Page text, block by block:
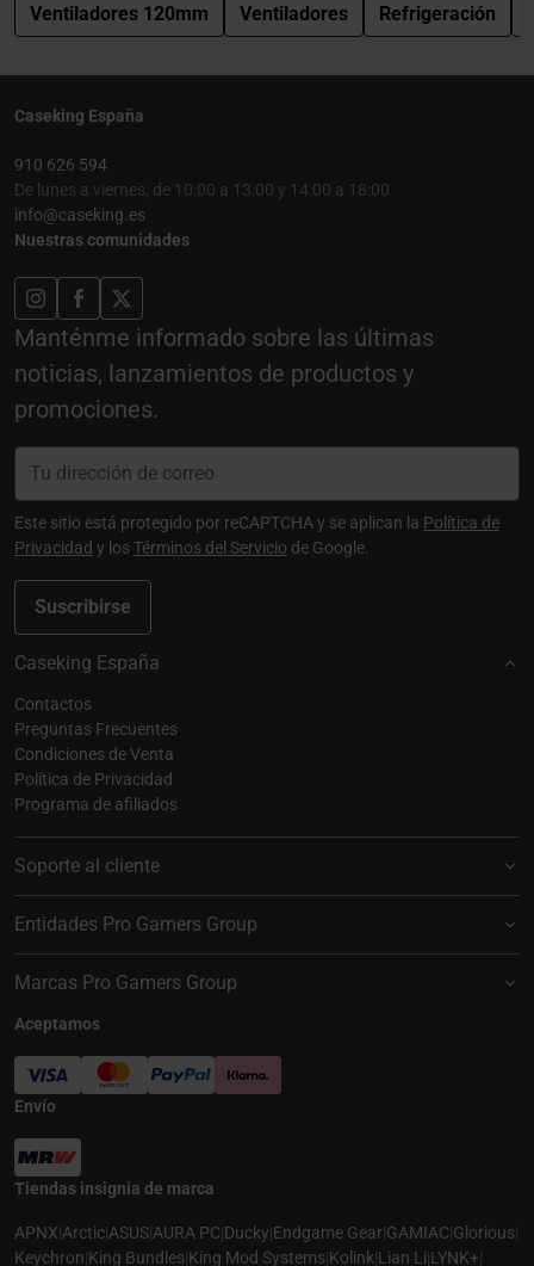
Ventiladores 120mm Ventiladores Refrigeración
Caseking España
910 626 594
De lunes a viernes, de 10:00 a 13:00 y 14:00 a 18:00
info@caseking.es
Nuestras comunidades
Manténme informado sobre las últimas
noticias, lanzamientos de productos y
promociones.
Suscribirse
Este sitio está protegido por reCAPTCHA y se aplican la Política de
Privacidad y losTérminos del Servicio de Google.
Caseking España
Contactos
Preguntas Frecuentes
Condiciones de Venta
Política de Privacidad
Programa de afiliados
Soporte al cliente
Entidades Pro Gamers Group
Marcas Pro Gamers Group
Aceptamos
Envío
Tiendas insignia de marca
APNX|Arctic|ASUS|AURA PC|Ducky|Endgame Gear|GAMIAC|Glorious|
Keychron|King Bundles|King Mod Systems|Kolink|Lian Li|LYNK+|